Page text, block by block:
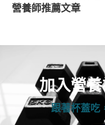
營養師推薦文章
加入營
跟著杯蓋吃